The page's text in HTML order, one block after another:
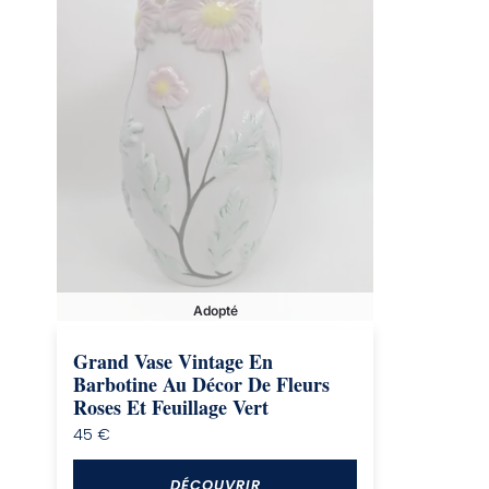
Adopté
Grand Vase Vintage En
Barbotine Au Décor De Fleurs
Roses Et Feuillage Vert
45€